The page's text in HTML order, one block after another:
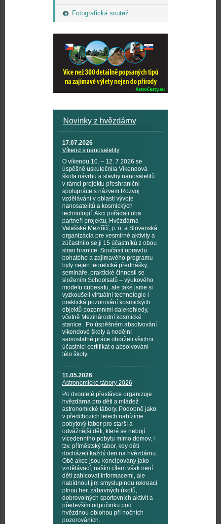
Fotografická soutež
Novinky z hvězdárny
17.07.2026
Víkend s nanosatelity
O víkendu 10. – 12. 7 2026 se
úspěšně uskutečnila Víkendová
škola návrhu a stavby nanosatelitů
v rámci projektu přeshraniční
spolupráce s názvem Rozvoj
vzdělávání v oblasti vývoje
nanosatelitů a kosmických
technologií. Akci pořádali oba
partneři projektu, Hvězdárna
Valašské Meziříčí, p. o. a Slovenská
organizácia pre vesmírné aktivity a
zúčastnilo se ji 15 účastníků z obou
stran hranice. Součástí opravdu
bohatého a zajímavého programu
byly nejen teoretické přednášky,
semináře, praktické činnosti se
složením Schoolsatů – výukového
modelu cubesatu, ale také jsme si
vyzkoušeli virtuální technologie i
praktická pozorování kosmických
objektů pozemními dalekohledy,
včetně Mezinárodní kosmické
stanice. Po úspěšném absolvování
víkendové školy a nedělní
samostatné práce obdrželi všichni
účastníci certifikát o absolvování
této školy.
11.05.2026
Astronomické tábory 2026
Po dvouleté přestávce organizuje
hvězdárna pro děti a mládež
astronomické tábory. Podobně jako
v předchozích letech nabízíme
pobytový tábor pro starší a
odvážnější děti, které se nebojí
vícedenního pobytu mimo domov, i
tzv. příměstský tábor, kdy děti
docházejí každý den na hvězdárnu.
Obě akce jsou koncipovány jako
vzdělávací, naším cílem však není
děti zahlcovat informacemi, ale
nabídnout jim smysluplnou rekreaci
plnou her, zábavných úkolů,
dobrovolných sportovních aktivit a
především odpočinku pod
hvězdnou oblohou při nočních
pozorováních.